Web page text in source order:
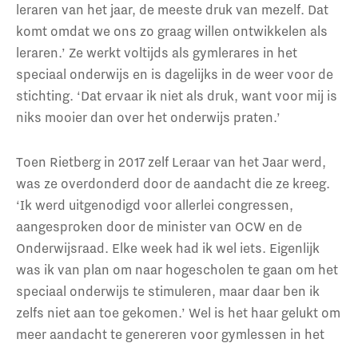
leraren van het jaar, de meeste druk van mezelf. Dat
komt omdat we ons zo graag willen ontwikkelen als
leraren.’ Ze werkt voltijds als gymlerares in het
speciaal onderwijs en is dagelijks in de weer voor de
stichting. ‘Dat ervaar ik niet als druk, want voor mij is
niks mooier dan over het onderwijs praten.’
Toen Rietberg in 2017 zelf Leraar van het Jaar werd,
was ze overdonderd door de aandacht die ze kreeg.
‘Ik werd uitgenodigd voor allerlei congressen,
aangesproken door de minister van OCW en de
Onderwijsraad. Elke week had ik wel iets. Eigenlijk
was ik van plan om naar hogescholen te gaan om het
speciaal onderwijs te stimuleren, maar daar ben ik
zelfs niet aan toe gekomen.’ Wel is het haar gelukt om
meer aandacht te genereren voor gymlessen in het